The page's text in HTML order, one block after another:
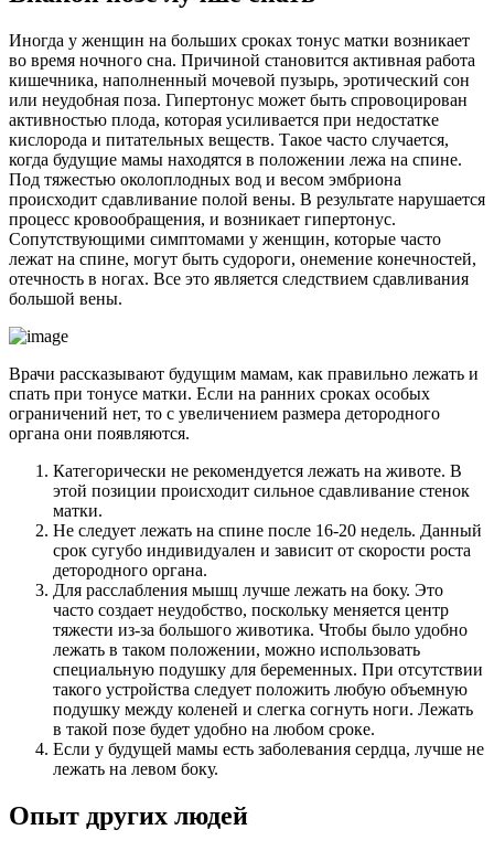
Иногда у женщин на больших сроках тонус матки возникает
во время ночного сна. Причиной становится активная работа
кишечника, наполненный мочевой пузырь, эротический сон
или неудобная поза. Гипертонус может быть спровоцирован
активностью плода, которая усиливается при недостатке
кислорода и питательных веществ. Такое часто случается,
когда будущие мамы находятся в положении лежа на спине.
Под тяжестью околоплодных вод и весом эмбриона
происходит сдавливание полой вены. В результате нарушается
процесс кровообращения, и возникает гипертонус.
Сопутствующими симптомами у женщин, которые часто
лежат на спине, могут быть судороги, онемение конечностей,
отечность в ногах. Все это является следствием сдавливания
большой вены.
Врачи рассказывают будущим мамам, как правильно лежать и
спать при тонусе матки. Если на ранних сроках особых
ограничений нет, то с увеличением размера детородного
органа они появляются.
Категорически не рекомендуется лежать на животе. В
этой позиции происходит сильное сдавливание стенок
матки.
Не следует лежать на спине после 16-20 недель. Данный
срок сугубо индивидуален и зависит от скорости роста
детородного органа.
Для расслабления мышц лучше лежать на боку. Это
часто создает неудобство, поскольку меняется центр
тяжести из-за большого животика. Чтобы было удобно
лежать в таком положении, можно использовать
специальную подушку для беременных. При отсутствии
такого устройства следует положить любую объемную
подушку между коленей и слегка согнуть ноги. Лежать
в такой позе будет удобно на любом сроке.
Если у будущей мамы есть заболевания сердца, лучше не
лежать на левом боку.
Опыт других людей